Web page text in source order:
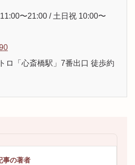
〜21:00 / 土日祝 10:00〜
ロ「心斎橋駅」7番出口 徒歩約
事の著者